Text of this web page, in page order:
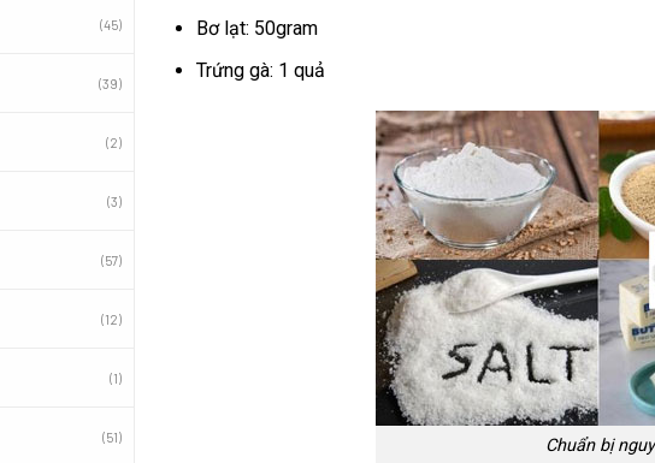
(45)
(39)
(2)
(3)
(57)
(12)
(1)
(51)
Bơ lạt: 50gram
Trứng gà: 1 quả
Chuẩn bị